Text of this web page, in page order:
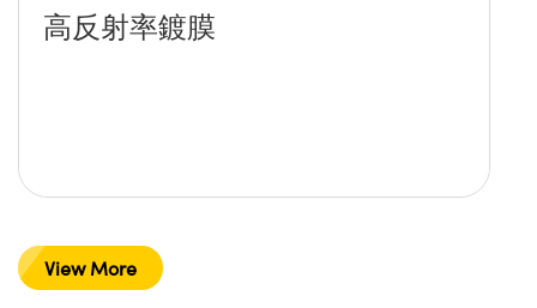
高反射率鍍膜
View More